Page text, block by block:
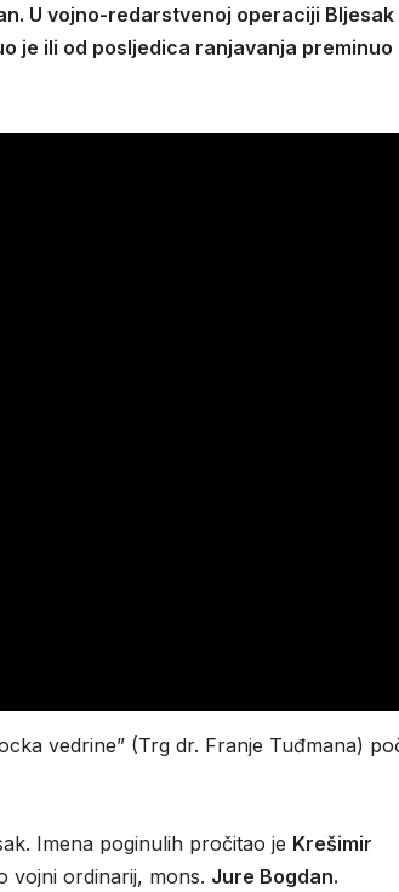
U vojno-redarstvenoj operaciji Bljesak
je ili od posljedica ranjavanja preminuo
vedrine” (Trg dr. Franje Tuđmana)
Imena poginulih pročitao je Krešimir
vojni ordinarij, mons. Jure Bogdan.